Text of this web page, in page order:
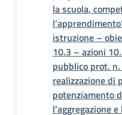
la scuola,
istruzione –
10.3 – azioni
pubblico prot.
realizzazione di
potenziamento
l’aggregazione